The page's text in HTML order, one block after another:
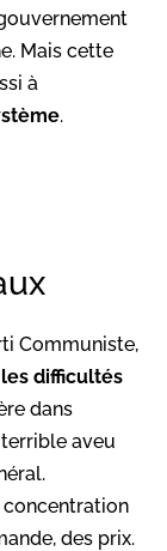
Mais cette
à
.
Communiste,
difficultés
dans
aveu
des prix.